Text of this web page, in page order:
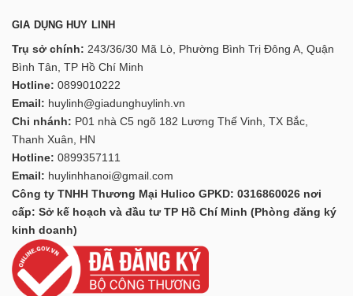
GIA DỤNG HUY LINH
Trụ sở chính: 243/36/30 Mã Lò, Phường Bình Trị Đông A, Quận
Bình Tân, TP Hồ Chí Minh
Hotline: 0899010222
Email: huylinh@giadunghuylinh.vn
Chi nhánh: P01 nhà C5 ngõ 182 Lương Thế Vinh, TX Bắc,
Thanh Xuân, HN
Hotline: 0899357111
Email: huylinhhanoi@gmail.com
Công ty TNHH Thương Mại Hulico GPKD: 0316860026 nơi
cấp: Sở kế hoạch và đầu tư TP Hồ Chí Minh (Phòng đăng ký
kinh doanh)